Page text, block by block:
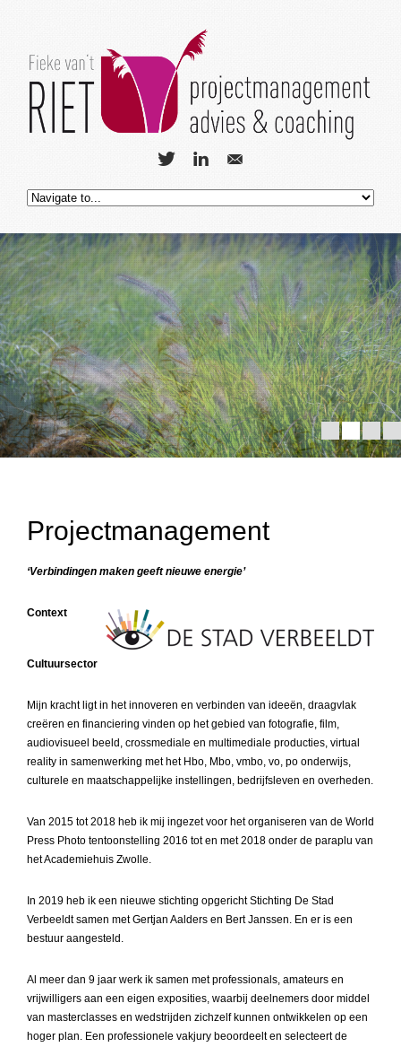
Projectmanagement
‘Verbindingen maken geeft nieuwe energie’
Context
Cultuursector
Mijn kracht ligt in het innoveren en verbinden van ideeën, draagvlak
creëren en financiering vinden op het gebied van fotografie, film,
audiovisueel beeld, crossmediale en multimediale producties, virtual
reality in samenwerking met het Hbo, Mbo, vmbo, vo, po onderwijs,
culturele en maatschappelijke instellingen, bedrijfsleven en overheden.
Van 2015 tot 2018 heb ik mij ingezet voor het organiseren van de World
Press Photo tentoonstelling 2016 tot en met 2018 onder de paraplu van
het Academiehuis Zwolle.
In 2019 heb ik een nieuwe stichting opgericht Stichting De Stad
Verbeeldt samen met Gertjan Aalders en Bert Janssen. En er is een
bestuur aangesteld.
Al meer dan 9 jaar werk ik samen met professionals, amateurs en
vrijwilligers aan een eigen exposities, waarbij deelnemers door middel
van masterclasses en wedstrijden zichzelf kunnen ontwikkelen op een
hoger plan. Een professionele vakjury beoordeelt en selecteert de